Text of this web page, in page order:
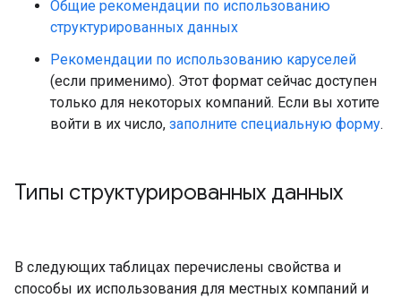
Общие рекомендации по использованию
структурированных данных
Рекомендации по использованию каруселей
(если применимо). Этот формат сейчас доступен
только для некоторых компаний. Если вы хотите
войти в их число, заполните специальную форму.
Типы структурированных данных
В следующих таблицах перечислены свойства и
способы их использования для местных компаний и